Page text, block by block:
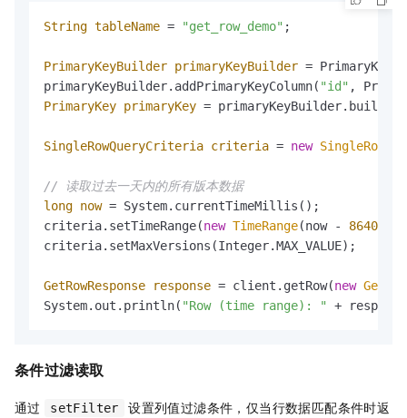
String tableName = "get_row_demo" ;
PrimaryKeyBuilder primaryKeyBuilder =
primaryKeyBuilder.addPrimaryKeyColumn( "id" ,
PrimaryKey primaryKey = primaryKeyBuilder.build();
SingleRowQueryCriteria criteria = new
// 读取过去一天内的所有版本数据
long now = System.currentTimeMillis();
criteria.setTimeRange(new TimeRange(now - 86400
criteria.setMaxVersions(Integer.MAX_VALUE);
GetRowResponse response = client.getRow(new
System.out.println( "Row (time range): " +
条件过滤读取
通过 setFilter
设置列值过滤条件，仅当行数据匹配条件时返